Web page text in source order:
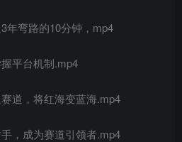
年弯路的10分钟，mp4
平台机制.mp4
道，将红海变蓝海.mp4
，成为赛道引领者.mp4